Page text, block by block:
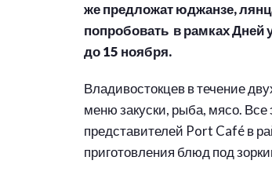
же предложат юджанзе,
попробовать в рамках Дней
до 15 ноября.
Владивостокцев в течение
меню закуски, рыба, мясо. Все
представителей Port Café в
приготовления блюд под